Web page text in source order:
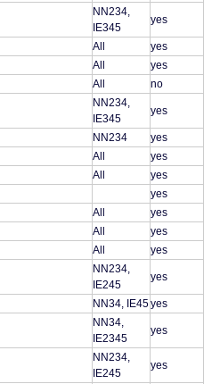
NN234,
IE345
yes
All
yes
All
yes
All no
NN234,
IE345
yes
NN234
yes
All
yes
All
yes
yes
All
yes
All
yes
All yes
NN234,
IE245
yes
NN34, IE45yes
NN34,
IE2345
yes
NN234,
IE245
yes